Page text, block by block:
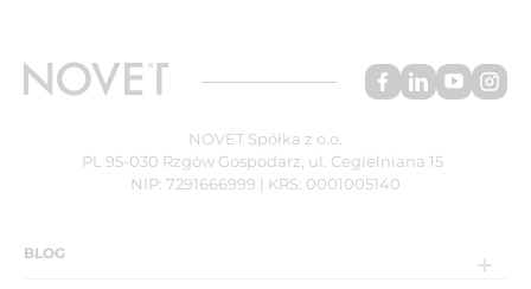
NOVET Spółka z o.o.
PL 95-030 Rzgów Gospodarz, ul. Cegielniana 15
NIP: 7291666999 | KRS: 0001005140
BLOG